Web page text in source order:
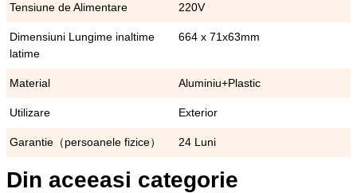
Tensiune de Alimentare 220V
Dimensiuni Lungime inaltime
latime
664 x 71x63mm
Material Aluminiu+Plastic
Utilizare Exterior
Garantie（persoanele fizice） 24 Luni
Din aceeasi categorie